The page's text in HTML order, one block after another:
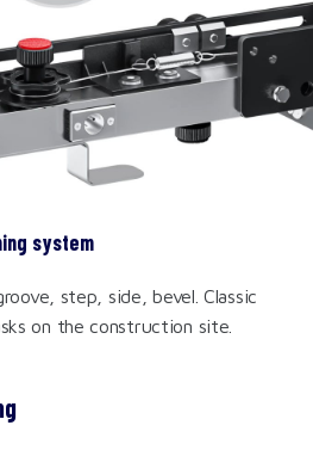
system
step, side, bevel. Classic
on the construction site.